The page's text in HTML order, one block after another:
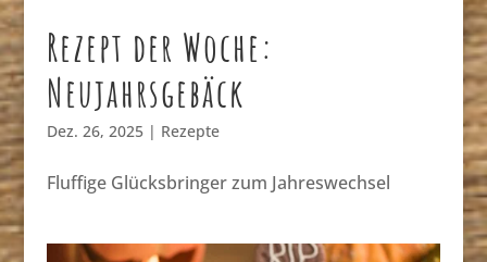
Rezept der Woche:
Neujahrsgebäck
Dez. 26, 2025| Rezepte
Fluffige Glücksbringer zum Jahreswechsel